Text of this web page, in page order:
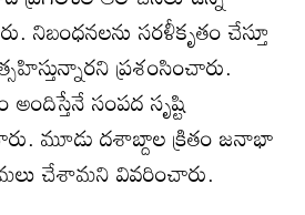
నిబంధనలను సరళీకృతం చేస్తూ
ప్రశంసించారు.
అందిస్తేనే సంపద సృష్టి
మూడు దశాబ్దాల క్రితం జనాభా
చేశామని వివరించారు.